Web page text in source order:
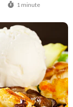
1 minute